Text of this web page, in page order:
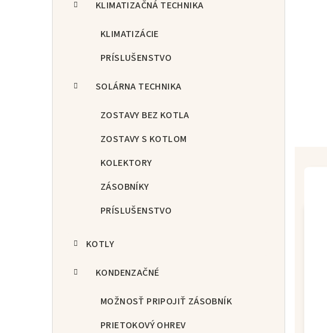
KLIMATIZAČNÁ TECHNIKA
KLIMATIZÁCIE
PRÍSLUŠENSTVO
SOLÁRNA TECHNIKA
ZOSTAVY BEZ KOTLA
ZOSTAVY S KOTLOM
KOLEKTORY
ZÁSOBNÍKY
PRÍSLUŠENSTVO
KOTLY
KONDENZAČNÉ
MOŽNOSŤ PRIPOJIŤ ZÁSOBNÍK
PRIETOKOVÝ OHREV